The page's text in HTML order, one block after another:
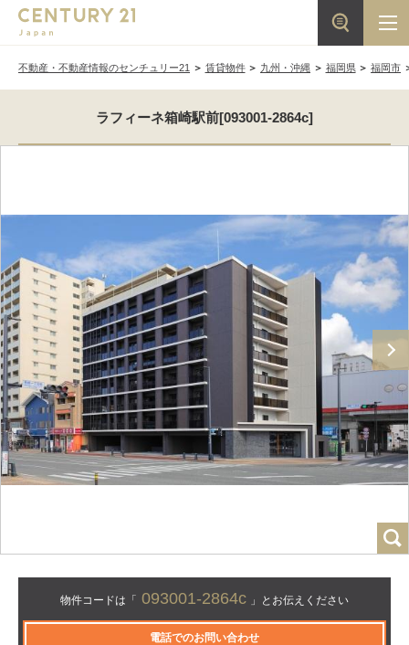
不動産・不動産情報のセンチュリー21 賃貸物件 九州・沖縄 福岡県 福岡市
ラフィーネ箱崎駅前[093001-2864c]
物件コードは「 093001-2864c 」とお伝えください
電話でのお問い合わせ